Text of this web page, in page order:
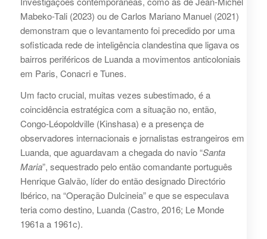
Mabeko-Tali (2023) ou de Carlos Mariano Manuel (2021)
demonstram que o levantamento foi precedido por uma
sofisticada rede de inteligência clandestina que ligava os
bairros periféricos de Luanda a movimentos anticoloniais
em Paris, Conacri e Tunes.
Um facto crucial, muitas vezes subestimado, é a
coincidência estratégica com a situação no, então,
Congo-Léopoldville (Kinshasa) e a presença de
observadores internacionais e jornalistas estrangeiros em
Luanda, que aguardavam a chegada do navio “Santa
Maria”, sequestrado pelo então comandante português
Henrique Galvão, líder do então designado Directório
Ibérico, na “Operação Dulcineia” e que se especulava
teria como destino, Luanda (Castro, 2016; Le Monde
1961a a 1961c).